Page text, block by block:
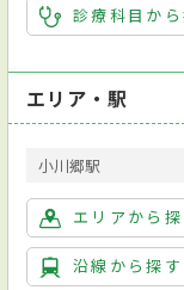
診療科目から
エリア・駅
小川郷駅
エリアから探
沿線から探す